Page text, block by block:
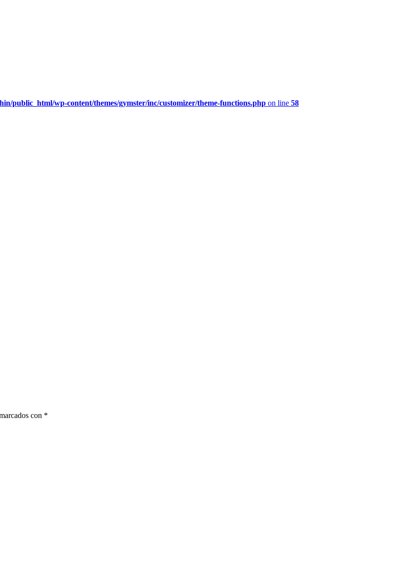
public_html/wp-content/themes/gymster/inc/customizer/theme-functions.php on line 58
con *